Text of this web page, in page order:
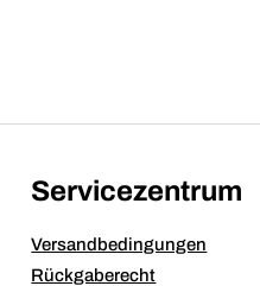
Servicezentrum
Versandbedingungen
Rückgaberecht